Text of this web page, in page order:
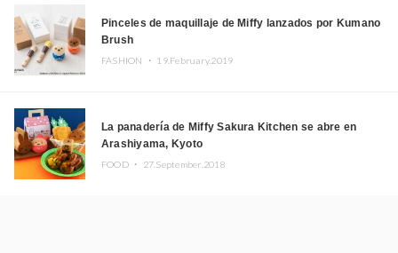
Pinceles de maquillaje de Miffy lanzados por Kumano
Brush
FASHION ・ 19.February.2019
La panadería de Miffy Sakura Kitchen se abre en
Arashiyama, Kyoto
FOOD ・ 27.September.2018